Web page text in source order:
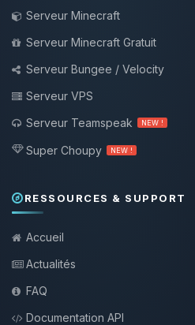
Serveur Minecraft
Serveur Minecraft Gratuit
Serveur Bungee / Velocity
Serveur VPS
Serveur Teamspeak
NEW !
Super Choupy NEW !
RESSOURCES & SUPPORT
Accueil
Actualités
FAQ
Documentation API